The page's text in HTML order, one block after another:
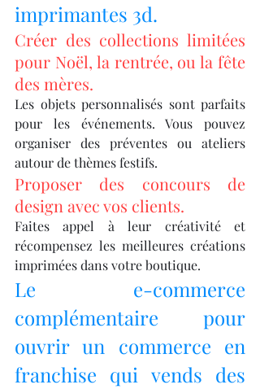
imprimantes 3d.
Créer des collections limitées
pour Noël, la rentrée, ou la fête
des mères.
Les objets personnalisés sont parfaits
pour les événements. Vous pouvez
organiser des préventes ou ateliers
autour de thèmes festifs.
Proposer des concours de
design avec vos clients.
Faites appel à leur créativité et
récompensez les meilleures créations
imprimées dans votre boutique.
Le e-commerce
complémentaire pour
ouvrir un commerce en
franchise qui vends des